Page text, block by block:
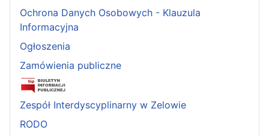
Ochrona Danych Osobowych - Klauzula
Informacyjna
Ogłoszenia
Zamówienia publiczne
Zespół Interdyscyplinarny w Zelowie
RODO